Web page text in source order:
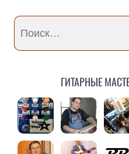
Гитарные